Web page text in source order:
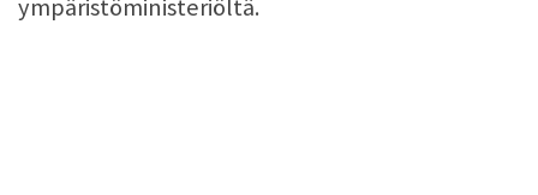
ympäristöministeriöltä.